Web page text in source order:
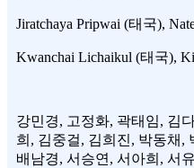
Jiratchaya Pripwai (태국),
Kwanchai Lichaikul (태국),
강민경, 고정화, 곽태임, 김
희, 김중걸, 김희진, 박동채,
배남경, 서승연, 서아희, 서